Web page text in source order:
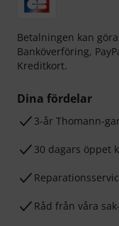
Betalningen kan
Banköverföring,
Kreditkort.
Dina fördelar
3-år Thomann-
30 dagars öppet
Råd från våra